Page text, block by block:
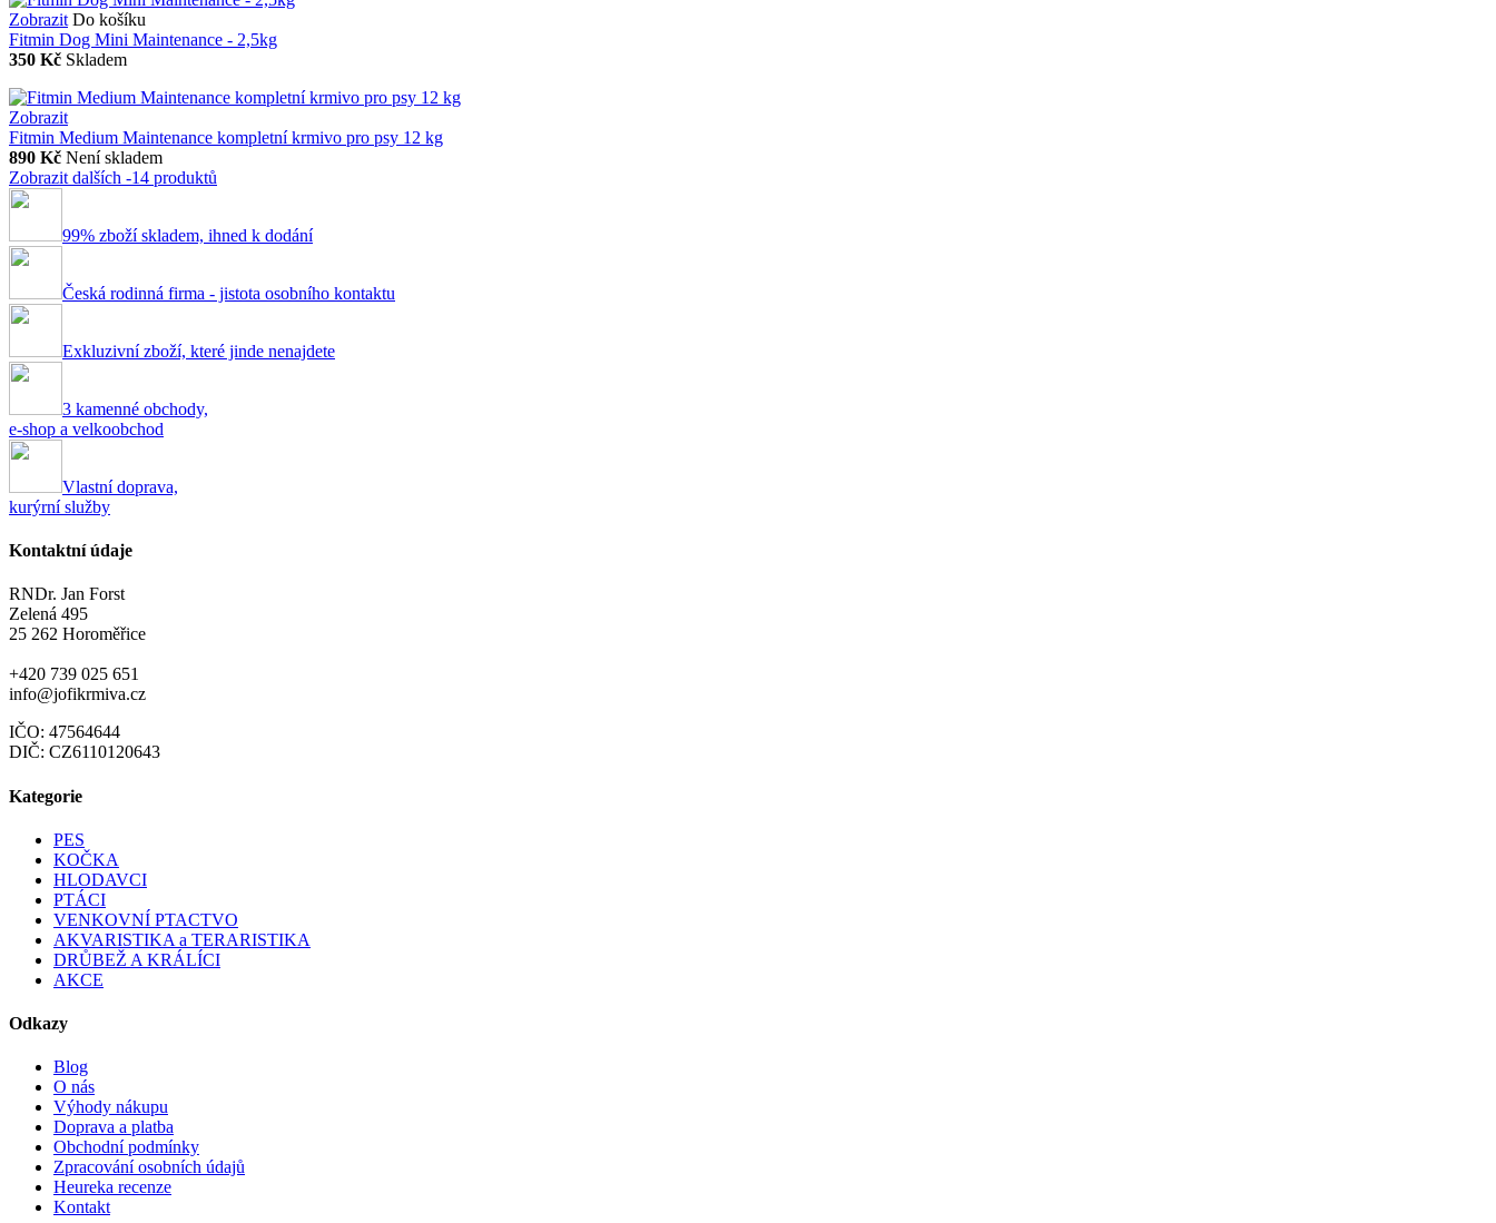
Zobrazit Do košíku
Fitmin Dog Mini Maintenance - 2,5kg
350 Kč Skladem
Zobrazit
Fitmin Medium Maintenance kompletní krmivo pro psy 12 kg
890 Kč Není skladem
Zobrazit dalších -14 produktů
99% zboží skladem, ihned k dodání
Česká rodinná firma - jistota osobního kontaktu
Exkluzivní zboží, které jinde nenajdete
3 kamenné obchody,
e-shop a velkoobchod
Vlastní doprava,
kurýrní služby
Kontaktní údaje
RNDr. Jan Forst
Zelená 495
25 262 Horoměřice
+420 739 025 651
info@jofikrmiva.cz
IČO: 47564644
DIČ: CZ6110120643
Kategorie
PES
KOČKA
HLODAVCI
PTÁCI
VENKOVNÍ PTACTVO
AKVARISTIKA a TERARISTIKA
DRŮBEŽ A KRÁLÍCI
AKCE
Odkazy
Blog
O nás
Výhody nákupu
Doprava a platba
Obchodní podmínky
Zpracování osobních údajů
Heureka recenze
Kontakt